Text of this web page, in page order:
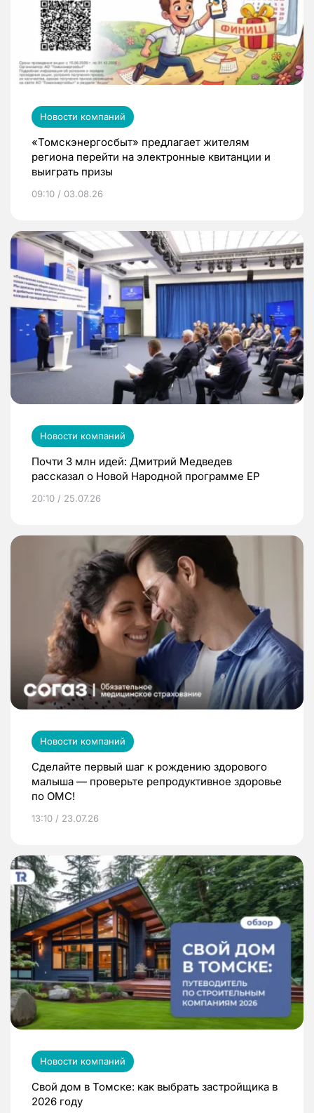
Новости компаний
«Томскэнергосбыт» предлагает жителям
региона перейти на электронные квитанции и
выиграть призы
09:10 / 03.08.26
Новости компаний
Почти 3 млн идей: Дмитрий Медведев
рассказал о Новой Народной программе ЕР
20:10 / 25.07.26
Новости компаний
Сделайте первый шаг к рождению здорового
малыша — проверьте репродуктивное здоровье
по ОМС!
13:10 / 23.07.26
Новости компаний
Свой дом в Томске: как выбрать застройщика в
2026 году